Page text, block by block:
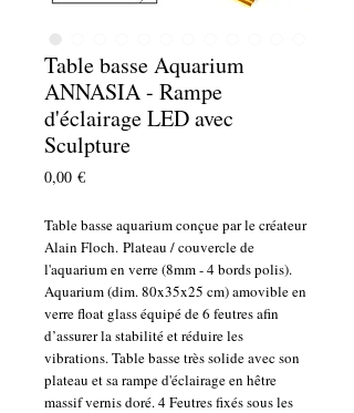
Table basse Aquarium
ANNASIA - Rampe
d'éclairage LED avec
Sculpture
0,00 €Prix
Table basse aquarium conçue par le créateur
Alain Floch. Plateau / couvercle de
l'aquarium en verre (8mm - 4 bords polis).
Aquarium (dim. 80x35x25 cm) amovible en
verre float glass équipé de 6 feutres afin
d’assurer la stabilité et réduire les
vibrations. Table basse très solide avec son
plateau et sa rampe d'éclairage en hêtre
massif vernis doré. 4 Feutres fixés sous les